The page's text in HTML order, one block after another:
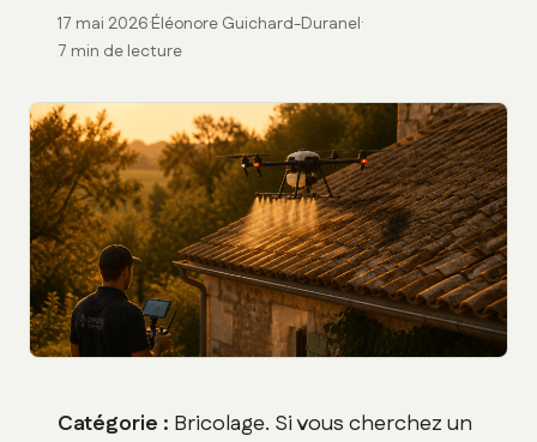
17 mai 2026·Éléonore Guichard-Duranel·
7 min de lecture
Catégorie : Bricolage. Si vous cherchez un